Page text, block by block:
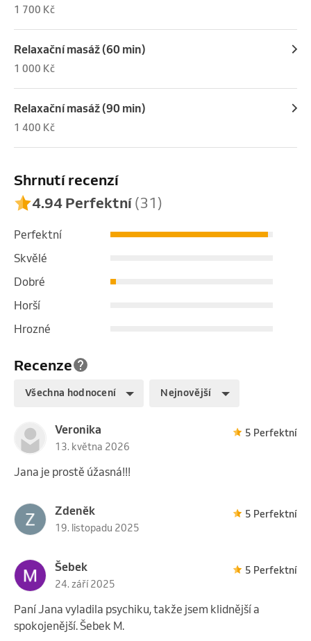
1 700 Kč
Relaxační masáž (60 min)
1 000 Kč
Relaxační masáž (90 min)
1 400 Kč
Recenze
Všechna hodnocení Nejnovější
Veronika
13. května 2026
5 Perfektní
Jana je prostě úžasná!!!
Zdeněk
19. listopadu 2025
5 Perfektní
Šebek
24. září 2025
5 Perfektní
Paní Jana vyladila psychiku, takže jsem klidnější a
spokojenější. Šebek M.
Shrnutí recenzí
4.94 Perfektní(31)
Perfektní
Skvělé
Dobré
Horší
Hrozné